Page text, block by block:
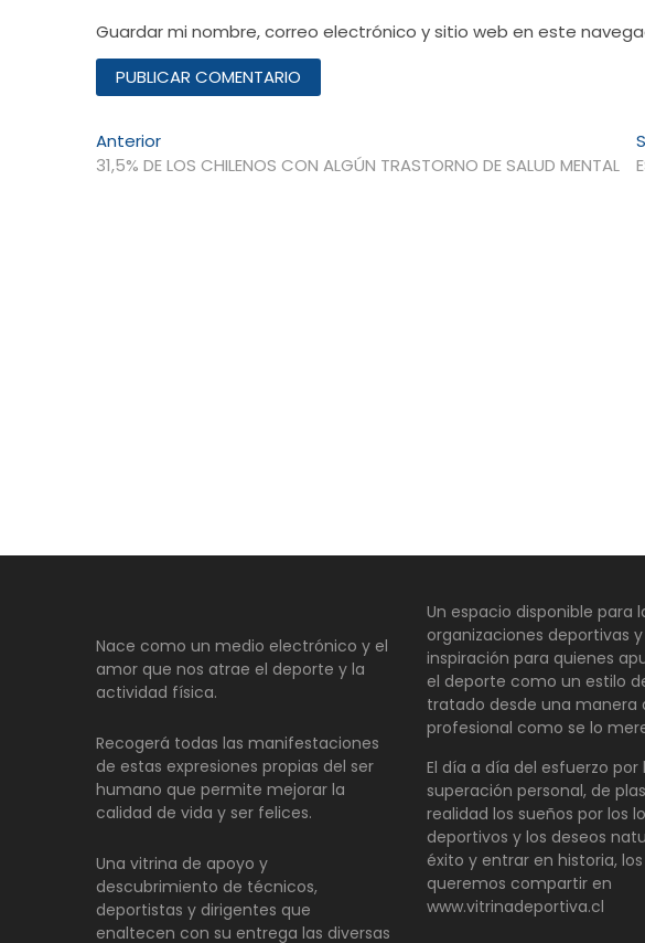
Guardar mi nombre, correo electrónico y sitio web en este
Navegación
de
AnteriorEntrada
anterior:
31,5% DE LOS CHILENOS CON ALGÚN TRASTORNO DE SALUD MENTAL
Nace como un medio electrónico y el
amor que nos atrae el deporte y la
actividad física.
Recogerá todas las manifestaciones
de estas expresiones propias del ser
humano que permite mejorar la
calidad de vida y ser felices.
Una vitrina de apoyo y
descubrimiento de técnicos,
deportistas y dirigentes que
enaltecen con su entrega las diversas
Un espacio disponible para
organizaciones deportivas
inspiración para quienes
el deporte como un estilo
tratado desde una manera
profesional como se lo
El día a día del esfuerzo por
superación personal, de
realidad los sueños por los
deportivos y los deseos
éxito y entrar en historia, los
queremos compartir en
www.vitrinadeportiva.cl